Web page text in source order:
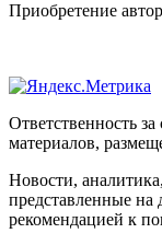
Приобретение
Ответственность
материалов,
Новости,
представленные на
рекомендацией к